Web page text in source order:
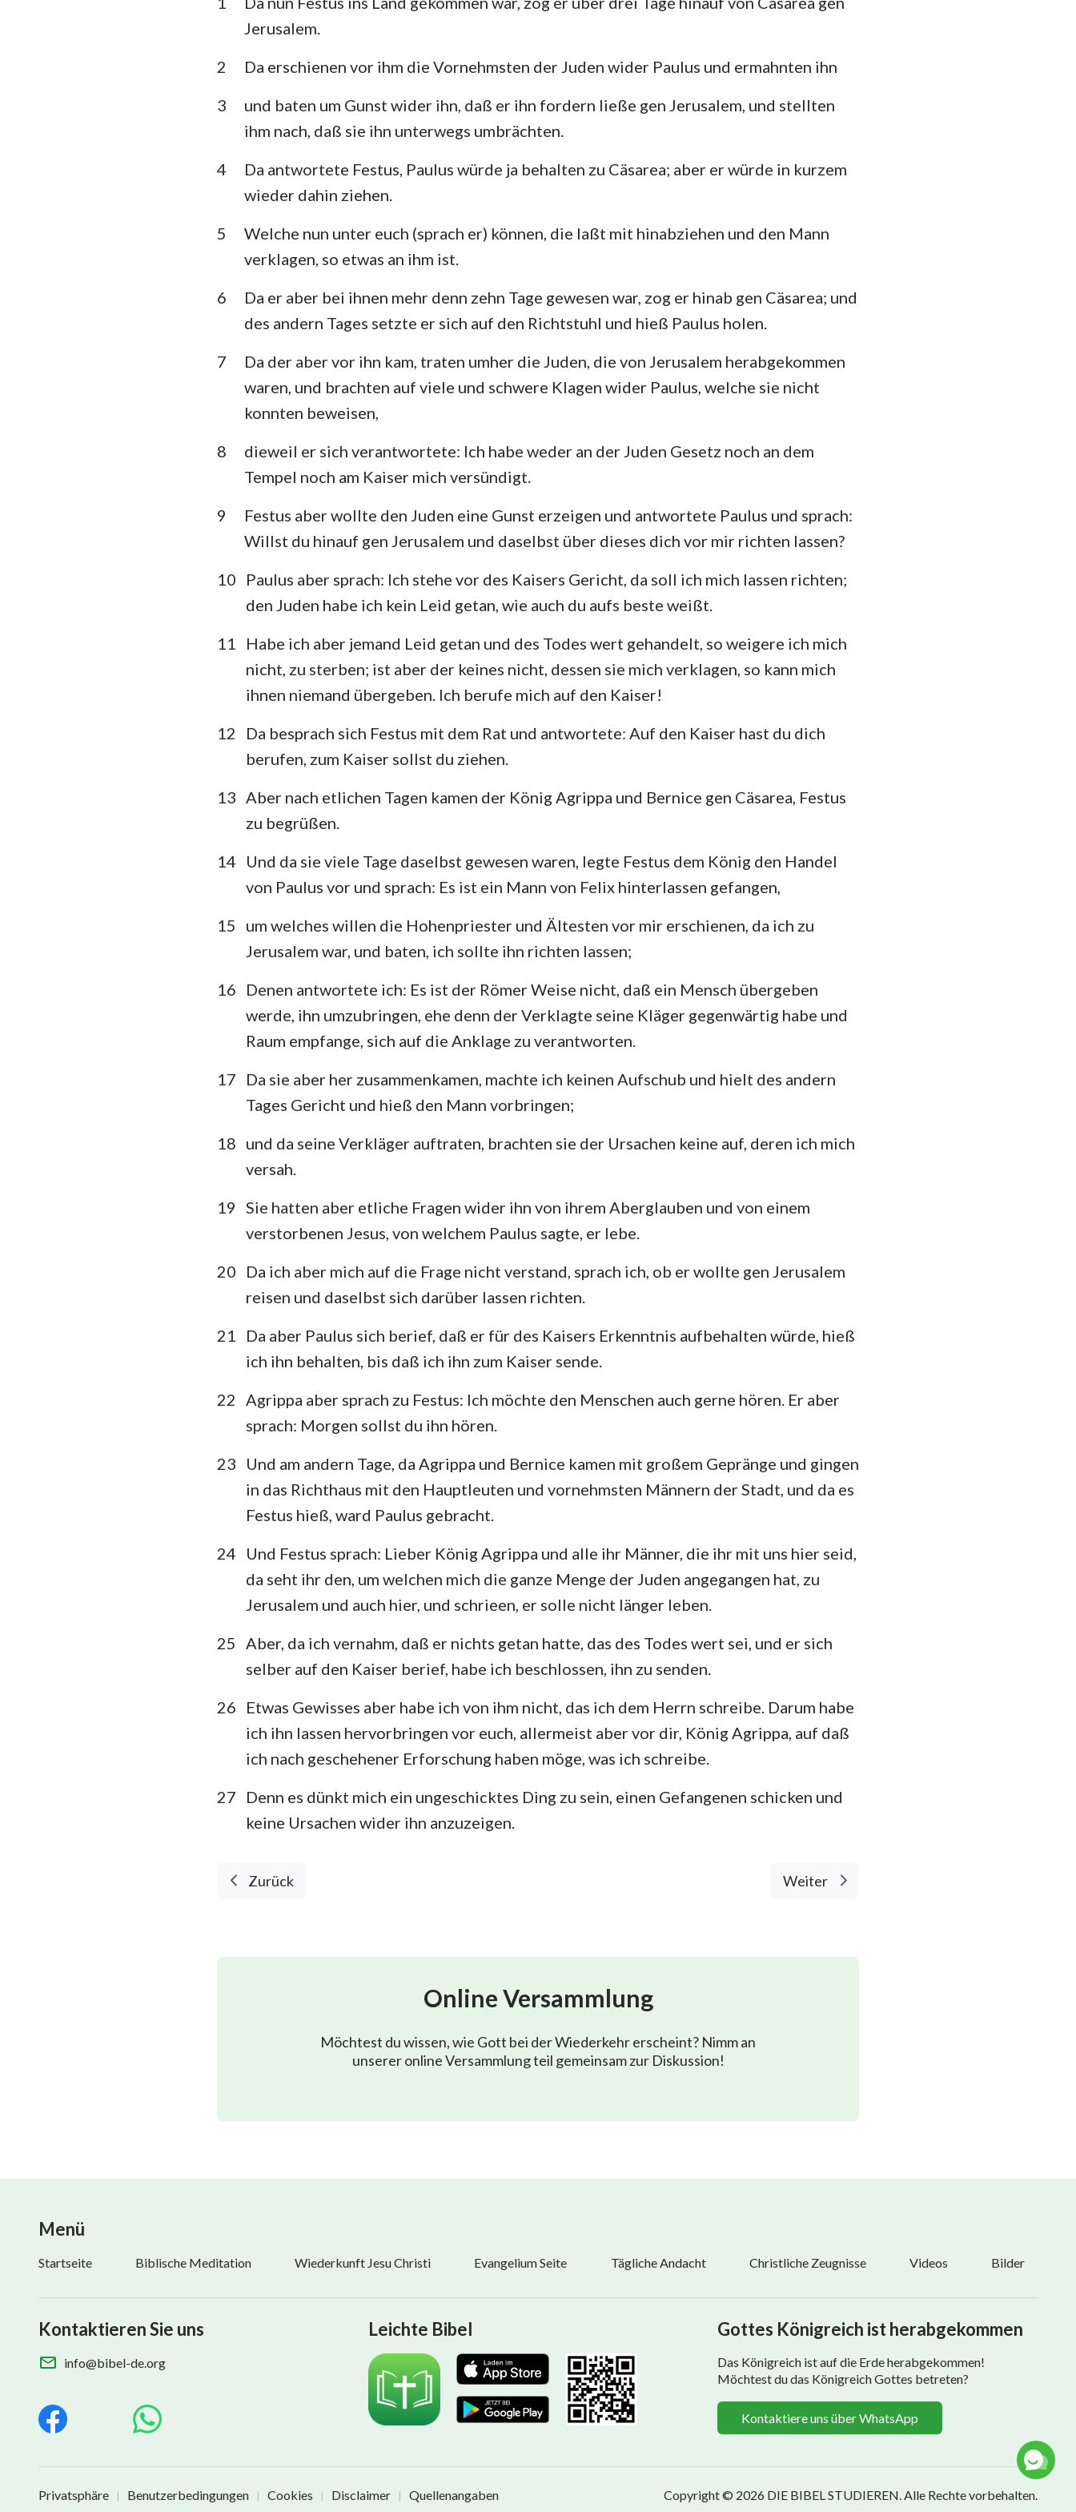
5. Mose
Richter Rut
1.Samuel 2.Samuel
1.Könige 2.Könige
1. Chronik 2. Chronik
Prediger Hohelied
Jesaja Jeremia
Klagelieder Hesekiel
Daniel
Joel Amos
Haggai Sacharja
Maleachi
1. Korinther 2. Korinther
Galater Epheser
Philipper
1. Thessalonicher 2. Thessalonicher
1. Petrus 2. Petrus
1. Johannes 2. Johannes
3. Johannes Judas
Jerusalem.
2
Da erschienen vor ihm die Vornehmsten der Juden wider Paulus und ermahnten ihn
3
und baten um Gunst wider ihn, daß er ihn fordern ließe gen Jerusalem, und stellten
ihm nach, daß sie ihn unterwegs umbrächten.
4
Da antwortete Festus, Paulus würde ja behalten zu Cäsarea; aber er würde in kurzem
wieder dahin ziehen.
5
Welche nun unter euch (sprach er) können, die laßt mit hinabziehen und den Mann
verklagen, so etwas an ihm ist.
6
Da er aber bei ihnen mehr denn zehn Tage gewesen war, zog er hinab gen Cäsarea; und
des andern Tages setzte er sich auf den Richtstuhl und hieß Paulus holen.
7
Da der aber vor ihn kam, traten umher die Juden, die von Jerusalem herabgekommen
waren, und brachten auf viele und schwere Klagen wider Paulus, welche sie nicht
konnten beweisen,
8
dieweil er sich verantwortete: Ich habe weder an der Juden Gesetz noch an dem
Tempel noch am Kaiser mich versündigt.
9
Festus aber wollte den Juden eine Gunst erzeigen und antwortete Paulus und sprach:
Willst du hinauf gen Jerusalem und daselbst über dieses dich vor mir richten lassen?
10
Paulus aber sprach: Ich stehe vor des Kaisers Gericht, da soll ich mich lassen richten;
den Juden habe ich kein Leid getan, wie auch du aufs beste weißt.
11
Habe ich aber jemand Leid getan und des Todes wert gehandelt, so weigere ich mich
nicht, zu sterben; ist aber der keines nicht, dessen sie mich verklagen, so kann mich
ihnen niemand übergeben. Ich berufe mich auf den Kaiser!
12
Da besprach sich Festus mit dem Rat und antwortete: Auf den Kaiser hast du dich
berufen, zum Kaiser sollst du ziehen.
13 Aber nach etlichen Tagen kamen der König Agrippa und Bernice gen Cäsarea, Festus
zu begrüßen.
14
Und da sie viele Tage daselbst gewesen waren, legte Festus dem König den Handel
von Paulus vor und sprach: Es ist ein Mann von Felix hinterlassen gefangen,
15
um welches willen die Hohenpriester und Ältesten vor mir erschienen, da ich zu
Jerusalem war, und baten, ich sollte ihn richten lassen;
16
Denen antwortete ich: Es ist der Römer Weise nicht, daß ein Mensch übergeben
werde, ihn umzubringen, ehe denn der Verklagte seine Kläger gegenwärtig habe und
Raum empfange, sich auf die Anklage zu verantworten.
17
Da sie aber her zusammenkamen, machte ich keinen Aufschub und hielt des andern
Tages Gericht und hieß den Mann vorbringen;
18 und da seine Verkläger auftraten, brachten sie der Ursachen keine auf, deren ich mich
versah.
19 Sie hatten aber etliche Fragen wider ihn von ihrem Aberglauben und von einem
verstorbenen Jesus, von welchem Paulus sagte, er lebe.
20
Da ich aber mich auf die Frage nicht verstand, sprach ich, ob er wollte gen Jerusalem
reisen und daselbst sich darüber lassen richten.
21
Da aber Paulus sich berief, daß er für des Kaisers Erkenntnis aufbehalten würde, hieß
ich ihn behalten, bis daß ich ihn zum Kaiser sende.
22 Agrippa aber sprach zu Festus: Ich möchte den Menschen auch gerne hören. Er aber
sprach: Morgen sollst du ihn hören.
23
Und am andern Tage, da Agrippa und Bernice kamen mit großem Gepränge und gingen
in das Richthaus mit den Hauptleuten und vornehmsten Männern der Stadt, und da es
Festus hieß, ward Paulus gebracht.
24
Und Festus sprach: Lieber König Agrippa und alle ihr Männer, die ihr mit uns hier seid,
da seht ihr den, um welchen mich die ganze Menge der Juden angegangen hat, zu
Jerusalem und auch hier, und schrieen, er solle nicht länger leben.
25 Aber, da ich vernahm, daß er nichts getan hatte, das des Todes wert sei, und er sich
selber auf den Kaiser berief, habe ich beschlossen, ihn zu senden.
26
Etwas Gewisses aber habe ich von ihm nicht, das ich dem Herrn schreibe. Darum habe
ich ihn lassen hervorbringen vor euch, allermeist aber vor dir, König Agrippa, auf daß
ich nach geschehener Erforschung haben möge, was ich schreibe.
27
Denn es dünkt mich ein ungeschicktes Ding zu sein, einen Gefangenen schicken und
keine Ursachen wider ihn anzuzeigen.
Zurück Weiter
Online Versammlung
Möchtest du wissen, wie Gott bei der Wiederkehr erscheint? Nimm an
unserer online Versammlung teil gemeinsam zur Diskussion!
Menü
Startseite Biblische Meditation Wiederkunft Jesu Christi Evangelium Seite Tägliche Andacht Christliche Zeugnisse Videos Bilder
Kontaktieren Sie uns
info@bibel-de.org
Leichte Bibel Gottes Königreich ist herabgekommen
Das Königreich ist auf die Erde herabgekommen!
Möchtest du das Königreich Gottes betreten?
Kontaktiere uns über WhatsApp
Privatsphäre | Benutzerbedingungen | Cookies | Disclaimer | Quellenangaben Copyright © 2026 DIE BIBEL STUDIEREN. Alle Rechte vorbehalten.